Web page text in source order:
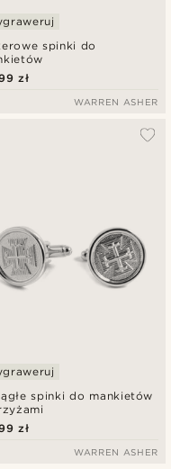
spinki do
zł
WARREN ASHER
spinki do mankietów
zł
WARREN ASHER